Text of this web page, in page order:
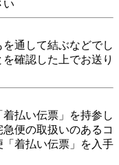
い
通して結ぶなどでし
確認した上でお送り
払い伝票」を持参し
便の取扱いのあるコ
着払い伝票」を入手